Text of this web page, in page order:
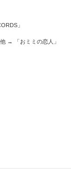
」
→ 「おミミの恋人」